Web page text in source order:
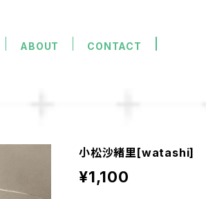
ABOUT CONTACT
小松沙緒里[watashi]
¥1,100